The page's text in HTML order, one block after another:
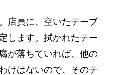
店員に、空いたテーブ
します。拭かれたテー
が落ちていれば、他の
けはないので、そのテ